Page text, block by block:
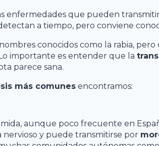
enfermedades que pueden
a tiempo, pero conviene
conocidos como la rabia, pero
importante es entender que la
parece sana.
más comunesencontramos:
aunque poco frecuente en
nervioso y puede transmitirse por